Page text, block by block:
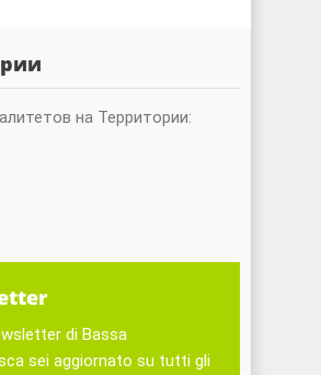
на Территории:
di Bassa
sei aggiornato su tutti gli